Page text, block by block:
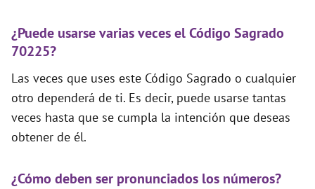
¿Puede usarse varias veces el Código Sagrado
70225?
Las veces que uses este Código Sagrado o cualquier
otro dependerá de ti. Es decir, puede usarse tantas
veces hasta que se cumpla la intención que deseas
obtener de él.
¿Cómo deben ser pronunciados los números?